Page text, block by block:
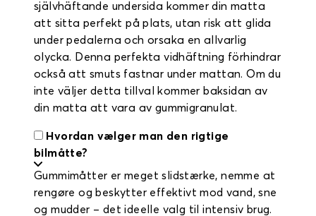
självhäftande undersida kommer din matta
att sitta perfekt på plats, utan risk att glida
under pedalerna och orsaka en allvarlig
olycka. Denna perfekta vidhäftning förhindrar
också att smuts fastnar under mattan. Om du
inte väljer detta tillval kommer baksidan av
din matta att vara av gummigranulat.
Hvordan vælger man den rigtige
bilmåtte?
Gummimåtter er meget slidstærke, nemme at
rengøre og beskytter effektivt mod vand, sne
og mudder – det ideelle valg til intensiv brug.